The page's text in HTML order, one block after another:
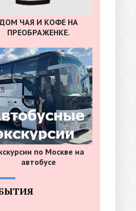
ЧАЯ И КОФЕ НА
ПРЕОБРАЖЕНКЕ.
по Москве на
автобусе